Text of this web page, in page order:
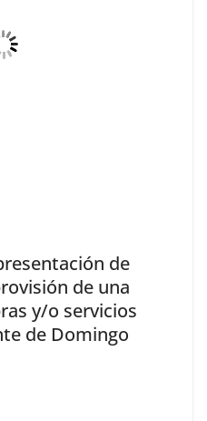
de
de una
y/o servicios
de Domingo